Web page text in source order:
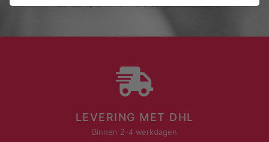
contact op te nemen met onze klantenservice.
LEVERING MET DHL
Binnen 2-4 werkdagen